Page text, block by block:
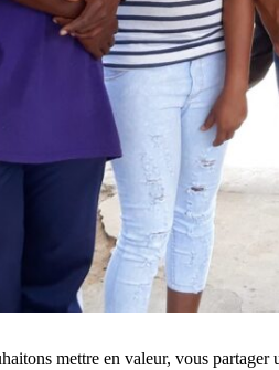
mettre en valeur, vous